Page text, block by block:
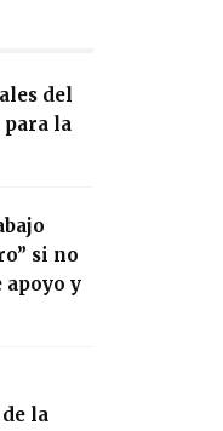
del
para la
si no
apoyo y
la